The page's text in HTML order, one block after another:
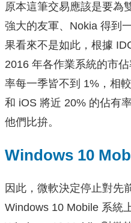
原本這筆交易應該是要為
強大的友軍、Nokia 得到
果看來不是如此，根據
2016 年各作業系統的市
率每一季皆不到 1%，相
和 iOS 將近 20% 的佔有
他們比拚。
Windows 10
因此，微軟決定停止對先
Windows 10 Mobile 系統